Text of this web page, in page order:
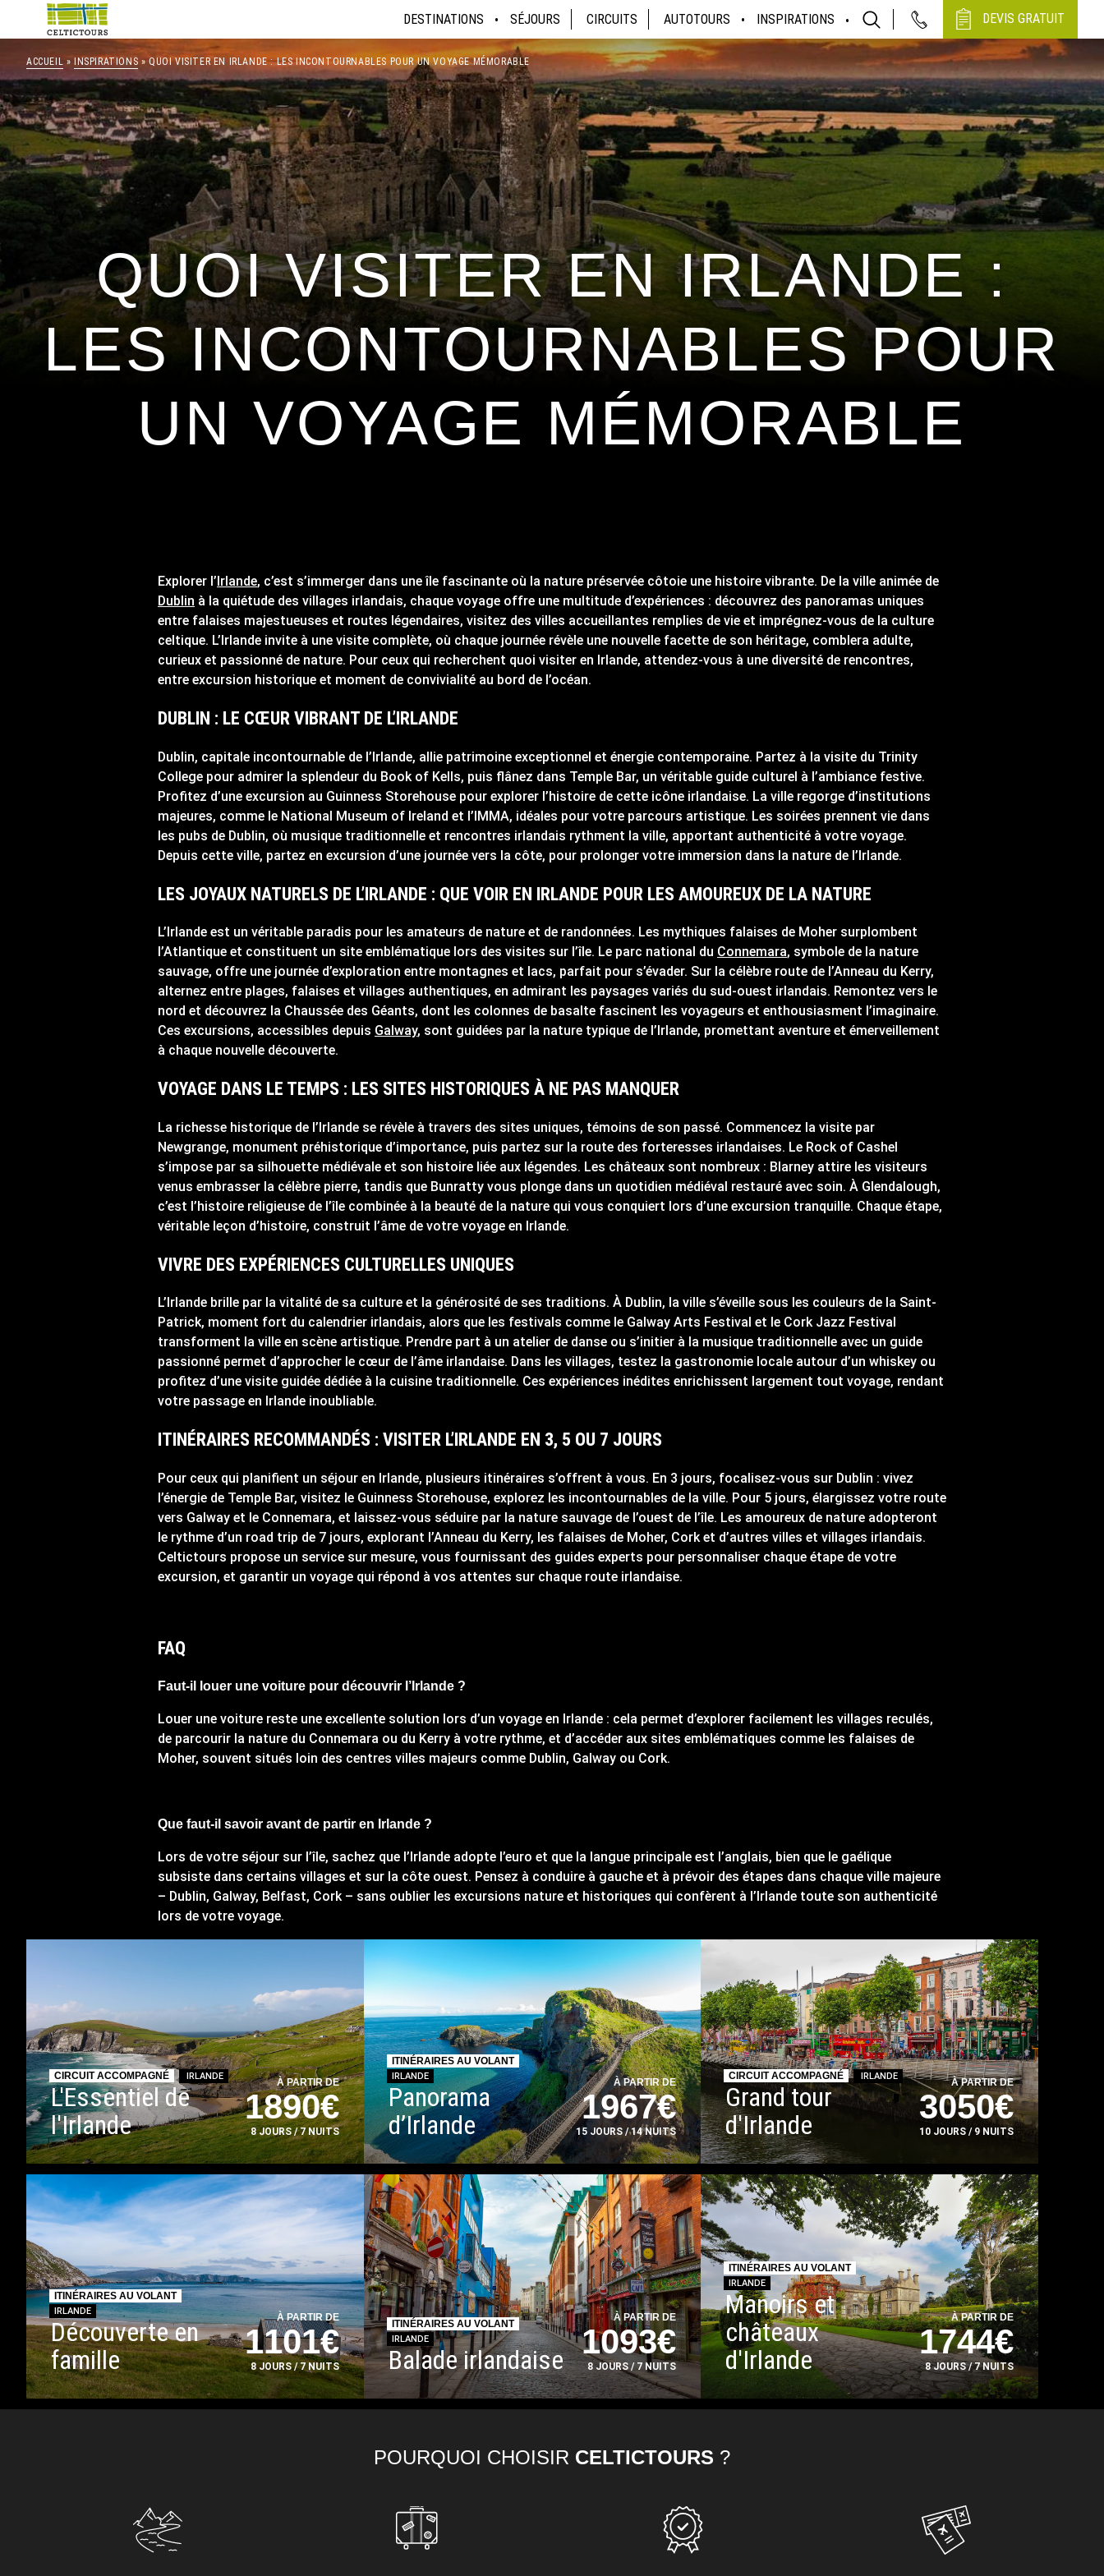
DESTINATIONS SÉJOURS CIRCUITS AUTOTOURS INSPIRATIONS DEVIS GRATUIT
ACCUEIL » INSPIRATIONS » QUOI VISITER EN IRLANDE : LES INCONTOURNABLES POUR UN VOYAGE MÉMORABLE
QUOI VISITER EN IRLANDE :
LES INCONTOURNABLES POUR
UN VOYAGE MÉMORABLE
Explorer l’Irlande, c’est s’immerger dans une île fascinante où la nature préservée côtoie une histoire vibrante. De la ville animée de
Dublin à la quiétude des villages irlandais, chaque voyage offre une multitude d’expériences : découvrez des panoramas uniques
entre falaises majestueuses et routes légendaires, visitez des villes accueillantes remplies de vie et imprégnez-vous de la culture
celtique. L’Irlande invite à une visite complète, où chaque journée révèle une nouvelle facette de son héritage, comblera adulte,
curieux et passionné de nature. Pour ceux qui recherchent quoi visiter en Irlande, attendez-vous à une diversité de rencontres,
entre excursion historique et moment de convivialité au bord de l’océan.
DUBLIN : LE CŒUR VIBRANT DE L’IRLANDE
Dublin, capitale incontournable de l’Irlande, allie patrimoine exceptionnel et énergie contemporaine. Partez à la visite du Trinity
College pour admirer la splendeur du Book of Kells, puis flânez dans Temple Bar, un véritable guide culturel à l’ambiance festive.
Profitez d’une excursion au Guinness Storehouse pour explorer l’histoire de cette icône irlandaise. La ville regorge d’institutions
majeures, comme le National Museum of Ireland et l’IMMA, idéales pour votre parcours artistique. Les soirées prennent vie dans
les pubs de Dublin, où musique traditionnelle et rencontres irlandais rythment la ville, apportant authenticité à votre voyage.
Depuis cette ville, partez en excursion d’une journée vers la côte, pour prolonger votre immersion dans la nature de l’Irlande.
LES JOYAUX NATURELS DE L’IRLANDE : QUE VOIR EN IRLANDE POUR LES AMOUREUX DE LA NATURE
L’Irlande est un véritable paradis pour les amateurs de nature et de randonnées. Les mythiques falaises de Moher surplombent
l’Atlantique et constituent un site emblématique lors des visites sur l’île. Le parc national du Connemara, symbole de la nature
sauvage, offre une journée d’exploration entre montagnes et lacs, parfait pour s’évader. Sur la célèbre route de l’Anneau du Kerry,
alternez entre plages, falaises et villages authentiques, en admirant les paysages variés du sud-ouest irlandais. Remontez vers le
nord et découvrez la Chaussée des Géants, dont les colonnes de basalte fascinent les voyageurs et enthousiasment l’imaginaire.
Ces excursions, accessibles depuis Galway, sont guidées par la nature typique de l’Irlande, promettant aventure et émerveillement
à chaque nouvelle découverte.
VOYAGE DANS LE TEMPS : LES SITES HISTORIQUES À NE PAS MANQUER
La richesse historique de l’Irlande se révèle à travers des sites uniques, témoins de son passé. Commencez la visite par
Newgrange, monument préhistorique d’importance, puis partez sur la route des forteresses irlandaises. Le Rock of Cashel
s’impose par sa silhouette médiévale et son histoire liée aux légendes. Les châteaux sont nombreux : Blarney attire les visiteurs
venus embrasser la célèbre pierre, tandis que Bunratty vous plonge dans un quotidien médiéval restauré avec soin. À Glendalough,
c’est l’histoire religieuse de l’île combinée à la beauté de la nature qui vous conquiert lors d’une excursion tranquille. Chaque étape,
véritable leçon d’histoire, construit l’âme de votre voyage en Irlande.
VIVRE DES EXPÉRIENCES CULTURELLES UNIQUES
L’Irlande brille par la vitalité de sa culture et la générosité de ses traditions. À Dublin, la ville s’éveille sous les couleurs de la Saint-
Patrick, moment fort du calendrier irlandais, alors que les festivals comme le Galway Arts Festival et le Cork Jazz Festival
transforment la ville en scène artistique. Prendre part à un atelier de danse ou s’initier à la musique traditionnelle avec un guide
passionné permet d’approcher le cœur de l’âme irlandaise. Dans les villages, testez la gastronomie locale autour d’un whiskey ou
profitez d’une visite guidée dédiée à la cuisine traditionnelle. Ces expériences inédites enrichissent largement tout voyage, rendant
votre passage en Irlande inoubliable.
ITINÉRAIRES RECOMMANDÉS : VISITER L’IRLANDE EN 3, 5 OU 7 JOURS
Pour ceux qui planifient un séjour en Irlande, plusieurs itinéraires s’offrent à vous. En 3 jours, focalisez-vous sur Dublin : vivez
l’énergie de Temple Bar, visitez le Guinness Storehouse, explorez les incontournables de la ville. Pour 5 jours, élargissez votre route
vers Galway et le Connemara, et laissez-vous séduire par la nature sauvage de l’ouest de l’île. Les amoureux de nature adopteront
le rythme d’un road trip de 7 jours, explorant l’Anneau du Kerry, les falaises de Moher, Cork et d’autres villes et villages irlandais.
Celtictours propose un service sur mesure, vous fournissant des guides experts pour personnaliser chaque étape de votre
excursion, et garantir un voyage qui répond à vos attentes sur chaque route irlandaise.
FAQ
Faut-il louer une voiture pour découvrir l’Irlande ?
Louer une voiture reste une excellente solution lors d’un voyage en Irlande : cela permet d’explorer facilement les villages reculés,
de parcourir la nature du Connemara ou du Kerry à votre rythme, et d’accéder aux sites emblématiques comme les falaises de
Moher, souvent situés loin des centres villes majeurs comme Dublin, Galway ou Cork.
Que faut-il savoir avant de partir en Irlande ?
Lors de votre séjour sur l’île, sachez que l’Irlande adopte l’euro et que la langue principale est l’anglais, bien que le gaélique
subsiste dans certains villages et sur la côte ouest. Pensez à conduire à gauche et à prévoir des étapes dans chaque ville majeure
– Dublin, Galway, Belfast, Cork – sans oublier les excursions nature et historiques qui confèrent à l’Irlande toute son authenticité
lors de votre voyage.
CIRCUIT ACCOMPAGNÉ IRLANDE
L'Essentiel de
l'Irlande
À PARTIR DE
1890€
8 JOURS / 7 NUITS
ITINÉRAIRES AU VOLANT
IRLANDE
Panorama
d’Irlande
À PARTIR DE
1967€
15 JOURS / 14 NUITS
CIRCUIT ACCOMPAGNÉ IRLANDE
Grand tour
d'Irlande
À PARTIR DE
3050€
10 JOURS / 9 NUITS
ITINÉRAIRES AU VOLANT
IRLANDE
Découverte en
famille
À PARTIR DE
1101€
8 JOURS / 7 NUITS
ITINÉRAIRES AU VOLANT
IRLANDE
Balade irlandaise
À PARTIR DE
1093€
8 JOURS / 7 NUITS
ITINÉRAIRES AU VOLANT
IRLANDE
Manoirs et
châteaux
d'Irlande
À PARTIR DE
1744€
8 JOURS / 7 NUITS
POURQUOI CHOISIR CELTICTOURS ?